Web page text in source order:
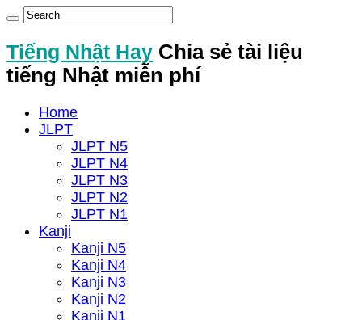
Tiếng Nhật Hay Chia sẻ tài liệu
tiếng Nhật miễn phí
Home
JLPT
JLPT N5
JLPT N4
JLPT N3
JLPT N2
JLPT N1
Kanji
Kanji N5
Kanji N4
Kanji N3
Kanji N2
Kanji N1